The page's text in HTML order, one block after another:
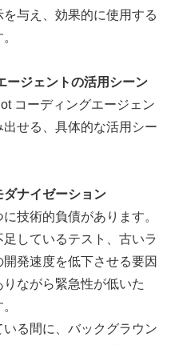
与え、効果的に使用する
ジェントの活用シーン
コーディングエージェン
出せる、具体的な活用シー
ナイゼーション
技術的負債があります。
しているテスト、古いラ
発速度を低下させる要因
ながら緊急性が低いた
る間に、バックグラウン